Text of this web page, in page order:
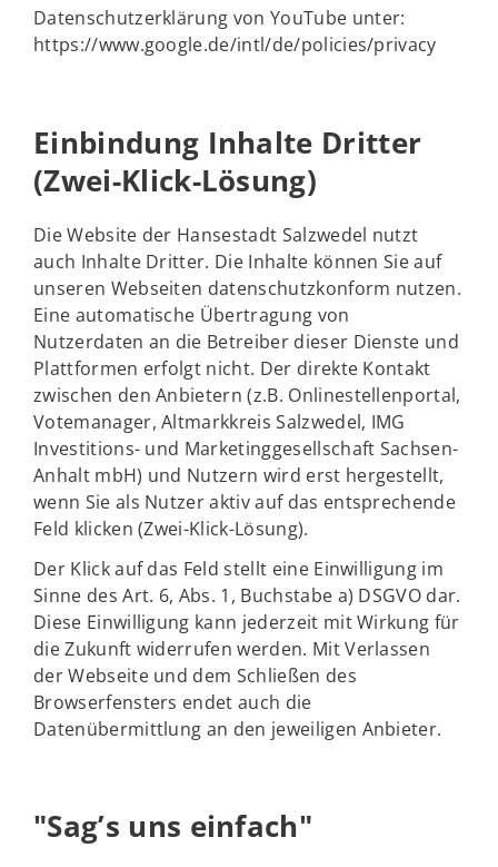
Datenschutzerklärung von YouTube unter:
https://www.google.de/intl/de/policies/privacy
Einbindung Inhalte Dritter
(Zwei-Klick-Lösung)
Die Website der Hansestadt Salzwedel nutzt
auch Inhalte Dritter. Die Inhalte können Sie auf
unseren Webseiten datenschutzkonform nutzen.
Eine automatische Übertragung von
Nutzerdaten an die Betreiber dieser Dienste und
Plattformen erfolgt nicht. Der direkte Kontakt
zwischen den Anbietern (z.B. Onlinestellenportal,
Votemanager, Altmarkkreis Salzwedel, IMG
Investitions- und Marketinggesellschaft Sachsen-
Anhalt mbH) und Nutzern wird erst hergestellt,
wenn Sie als Nutzer aktiv auf das entsprechende
Feld klicken (Zwei-Klick-Lösung).
Der Klick auf das Feld stellt eine Einwilligung im
Sinne des Art. 6, Abs. 1, Buchstabe a) DSGVO dar.
Diese Einwilligung kann jederzeit mit Wirkung für
die Zukunft widerrufen werden. Mit Verlassen
der Webseite und dem Schließen des
Browserfensters endet auch die
Datenübermittlung an den jeweiligen Anbieter.
"Sag’s uns einfach"